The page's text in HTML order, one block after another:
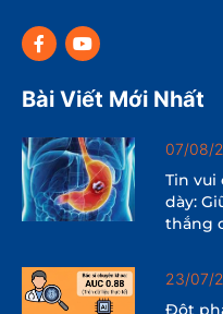
Bài Viết Mới Nhất
07/08/
Tin
dày:
thắng
23/07/
Đột